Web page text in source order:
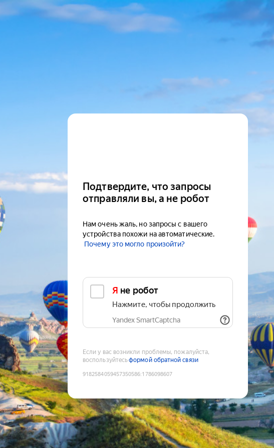
Подтвердите, что запросы
отправляли вы, а не робот
Нам очень жаль, но запросы с вашего
устройства похожи на автоматические.
Почему это могло произойти?
Я не робот
Нажмите, чтобы продолжить
Yandex SmartCaptcha
Если у вас возникли проблемы, пожалуйста,
воспользуйтесьформой обратной связи
9182584059457350586:1786098607